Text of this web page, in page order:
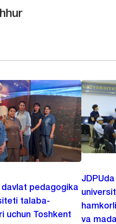
pedagogika
talaba-
uchun Toshkent
va